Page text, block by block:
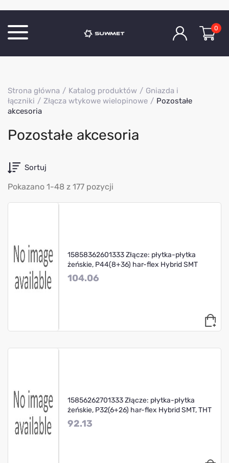
O Firmie
Aktualności
Kontakt
0
Strona główna Katalog produktów
Gniazda i
łączniki
Złącza wtykowe wielopinowe
Pozostałe
akcesoria
Pozostałe akcesoria
Sortuj
Pokazano 1-48 z 177 pozycji
15858362601333 Złącze: płytka-płytka
żeńskie, P44(8+36) har-flex Hybrid SMT
104.06
15856262701333 Złącze: płytka-płytka
żeńskie, P32(6+26) har-flex Hybrid SMT, THT
92.13